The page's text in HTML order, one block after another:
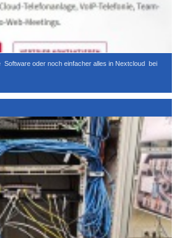
Software oder noch einfacher alles in Nextcloud bei